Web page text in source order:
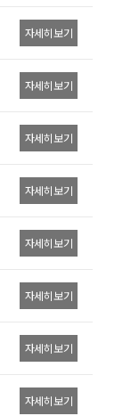
자세히보기
자세히보기
자세히보기
자세히보기
자세히보기
자세히보기
자세히보기
자세히보기